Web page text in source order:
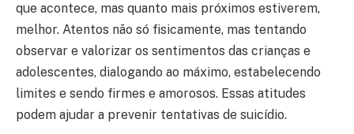
que acontece, mas quanto mais próximos estiverem,
melhor. Atentos não só fisicamente, mas tentando
observar e valorizar os sentimentos das crianças e
adolescentes, dialogando ao máximo, estabelecendo
limites e sendo firmes e amorosos. Essas atitudes
podem ajudar a prevenir tentativas de suicídio.